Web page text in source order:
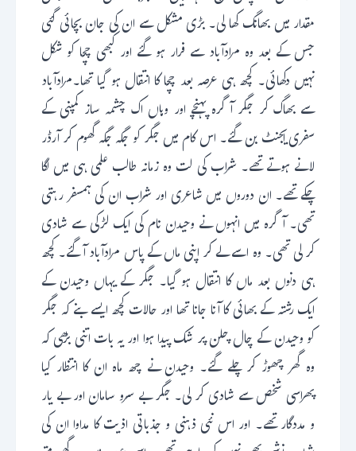
مقدار میں بھانگ کھا لی۔ بڑی مشکل سے ان کی جان بچائی گئی
جس کے بعد وہ مرادآباد سے فرار ہو گئے اور کبھی چچا کو شکل
نہیں دکھائی۔ کچھ ہی عرصہ بعد چچا کا انتقال ہو گیا تھا۔مرادآباد
سے بھاگ کر جگر آگرہ پہنچے اور وہاں اک چشمہ ساز کمپنی کے
سفری ایجنٹ بن گئے۔ اس کام میں جگر کو جگہ جگہ گھوم کر آرڈر
لانے ہوتے تھے۔ شراب کی لت وہ زمانہ طالب علمی ہی میں لگا
چکے تھے۔ ان دوروں میں شاعری اور شراب ان کی ہمسفر رہتی
تھی۔ آگرہ میں انہوں نے وحیدن نام کی ایک لڑکی سے شادی
کر لی تھی۔ وہ اسے لے کر اپنی ماں کے پاس مرادآباد آ گئے۔ کچھ
ہی دنوں بعد ماں کا انتقال ہو گیا۔ جگر کے یہاں وحیدن کے
ایک رشتہ کے بھائی کا آنا جانا تھا اور حالات کچھ ایسے بنے کہ جگر
کو وحیدن کے چال چلن پر شک پیدا ہوا اور یہ بات اتنی بڑھی کہ
وہ گھر چھوڑ کر چلے گئے۔ وحیدن نے چھ ماہ ان کا انتظار کیا
پھراسی شخص سے شادی کر لی۔ جگر بے سرو سامان اور بے یار
و مددگار تھے۔ اور اس نئی ذہنی و جذباتی اذیت کا مداوا ان کی